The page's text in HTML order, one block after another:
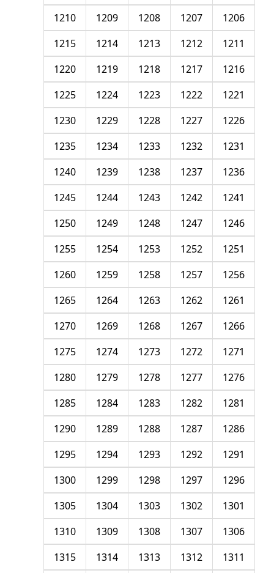
1206
1207
1208
1209
1210
1211
1212
1213
1214
1215
1216
1217
1218
1219
1220
1221
1222
1223
1224
1225
1226
1227
1228
1229
1230
1231
1232
1233
1234
1235
1236
1237
1238
1239
1240
1241
1242
1243
1244
1245
1246
1247
1248
1249
1250
1251
1252
1253
1254
1255
1256
1257
1258
1259
1260
1261
1262
1263
1264
1265
1266
1267
1268
1269
1270
1271
1272
1273
1274
1275
1276
1277
1278
1279
1280
1281
1282
1283
1284
1285
1286
1287
1288
1289
1290
1291
1292
1293
1294
1295
1296
1297
1298
1299
1300
1301
1302
1303
1304
1305
1306
1307
1308
1309
1310
1311
1312
1313
1314
1315